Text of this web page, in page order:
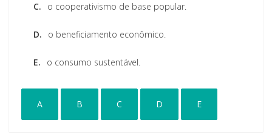
C. o cooperativismo de base popular.
D. o beneficiamento econômico.
E. o consumo sustentável.
A B C D E